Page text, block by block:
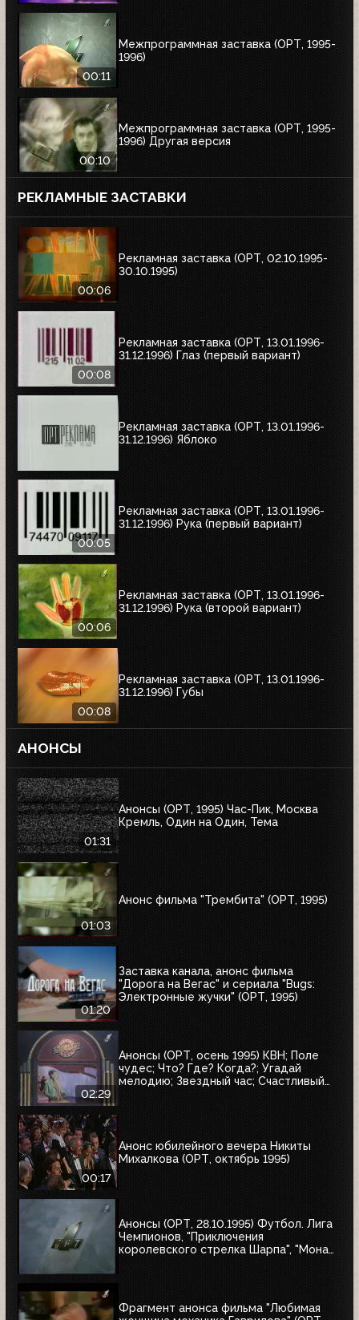
00:11
Межпрограммная заставка (ОРТ, 1995-
1996)
00:10
Межпрограммная заставка (ОРТ, 1995-
1996) Другая версия
РЕКЛАМНЫЕ ЗАСТАВКИ
00:06
Рекламная заставка (ОРТ, 02.10.1995-
30.10.1995)
00:08
Рекламная заставка (ОРТ, 13.01.1996-
31.12.1996) Глаз (первый вариант)
Рекламная заставка (ОРТ, 13.01.1996-
31.12.1996) Яблоко
00:05
Рекламная заставка (ОРТ, 13.01.1996-
31.12.1996) Рука (первый вариант)
00:06
Рекламная заставка (ОРТ, 13.01.1996-
31.12.1996) Рука (второй вариант)
00:08
Рекламная заставка (ОРТ, 13.01.1996-
31.12.1996) Губы
АНОНСЫ
01:31
Анонсы (ОРТ, 1995) Час-Пик, Москва
Кремль, Один на Один, Тема
01:03
Анонс фильма "Трембита" (ОРТ, 1995)
01:20
Заставка канала, анонс фильма
"Дорога на Вегас" и сериала "Bugs:
Электронные жучки" (ОРТ, 1995)
02:29
Анонсы (ОРТ, осень 1995) КВН; Поле
чудес; Что? Где? Когда?; Угадай
мелодию; Звездный час; Счастливый
00:17
Анонс юбилейного вечера Никиты
Михалкова (ОРТ, октябрь 1995)
Анонсы (ОРТ, 28.10.1995) Футбол. Лига
Чемпионов, "Приключения
королевского стрелка Шарпа", "Мона
Фрагмент анонса фильма "Любимая